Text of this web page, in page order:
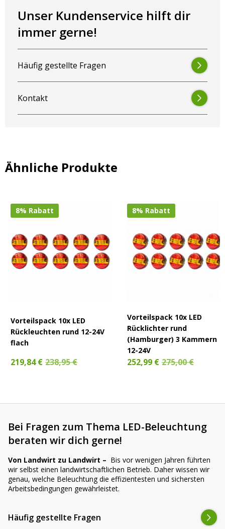
Unser Kundenservice hilft dir
immer gerne!
Häufig gestellte Fragen
Kontakt
Ähnliche Produkte
8% Rabatt
Vorteilspack 10x LED
Rückleuchten rund 12-24V
flach
219,84 € 238,95 €
8% Rabatt
Vorteilspack 10x LED
Rücklichter rund
(Hamburger) 3 Kammern
12-24V
252,99 € 275,00 €
Bei Fragen zum Thema LED-Beleuchtung
beraten wir dich gerne!
Von Landwirt zu Landwirt – Bis vor wenigen Jahren führten
wir selbst einen landwirtschaftlichen Betrieb. Daher wissen wir
genau, welche Beleuchtung die effizientesten und sichersten
Arbeitsbedingungen gewährleistet.
Häufig gestellte Fragen